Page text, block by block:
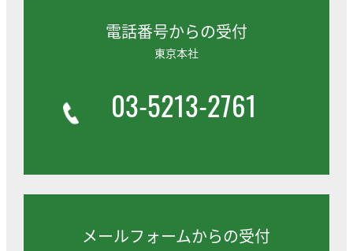
電話番号からの受付
東京本社
03-5213-2761
メールフォームからの受付